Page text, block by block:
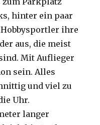
hinter ein paar
Hobbysportler ihre
aus, die meist
Mit Auflieger
sein. Alles
und viel zu
Uhr.
langer